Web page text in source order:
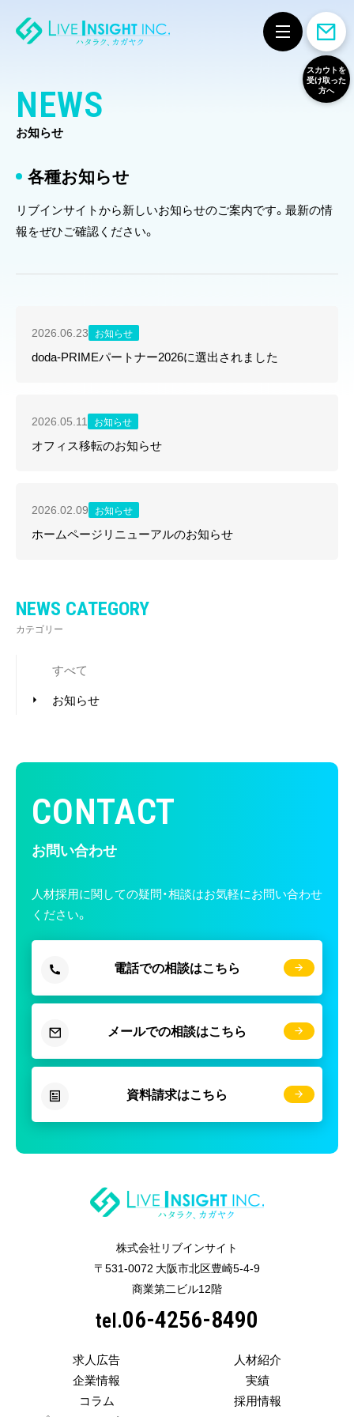
スカウトを
受け取った
方へ
NEWS
お知らせ
各種お知らせ
リブインサイトから新しいお知らせのご案内です。 最新の情
報をぜひご確認ください。
2026.06.23 お知らせ
doda-PRIMEパートナー2026に選出されました
2026.05.11 お知らせ
オフィス移転のお知らせ
2026.02.09 お知らせ
ホームページリニューアルのお知らせ
NEWS CATEGORY
カテゴリー
すべて
お知らせ
CONTACT
お問い合わせ
人材採用に関しての疑問・相談はお気軽にお問い合わせ
ください。
電話での相談はこちら
メールでの相談はこちら
資料請求はこちら
株式会社リブインサイト
〒531-0072 大阪市北区豊崎5-4-9
商業第二ビル12階
tel.06-4256-8490
求人広告
人材紹介
企業情報
実績
コラム
採用情報